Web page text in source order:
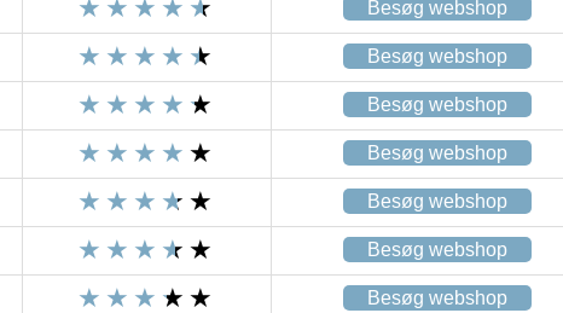
Besøg webshop
Besøg webshop
Besøg webshop
Besøg webshop
Besøg webshop
Besøg webshop
Besøg webshop